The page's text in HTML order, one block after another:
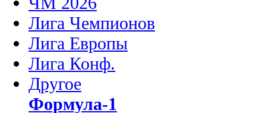
Лига Чемпионов
Лига Европы
Лига Конф.
Другое
Формула-1